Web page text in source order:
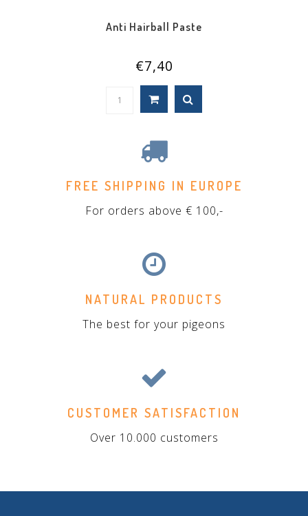
Anti Hairball Paste
€7,40
FREE SHIPPING IN EUROPE
For orders above € 100,-
NATURAL PRODUCTS
The best for your pigeons
CUSTOMER SATISFACTION
Over 10.000 customers